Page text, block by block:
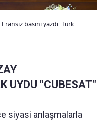
basını yazdı: Türk
UYDU "CUBESAT"
siyasi anlaşmalarla